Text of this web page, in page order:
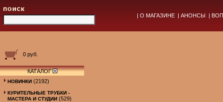
| О МАГАЗИНЕ | АНОНСЫ |
0 руб.
КАТАЛОГ
НОВИНКИ (2192)
КУРИТЕЛЬНЫЕ ТРУБКИ -
МАСТЕРА И СТУДИИ (529)